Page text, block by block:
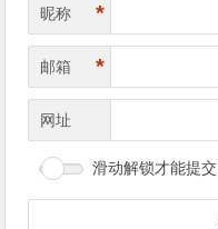
昵称 *
邮箱 *
网址
滑动解锁才能提交